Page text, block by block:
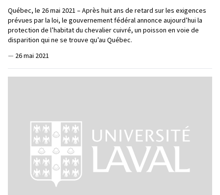
Québec, le 26 mai 2021 – Après huit ans de retard sur les exigences
prévues par la loi, le gouvernement fédéral annonce aujourd’hui la
protection de l’habitat du chevalier cuivré, un poisson en voie de
disparition qui ne se trouve qu’au Québec.
— 26 mai 2021